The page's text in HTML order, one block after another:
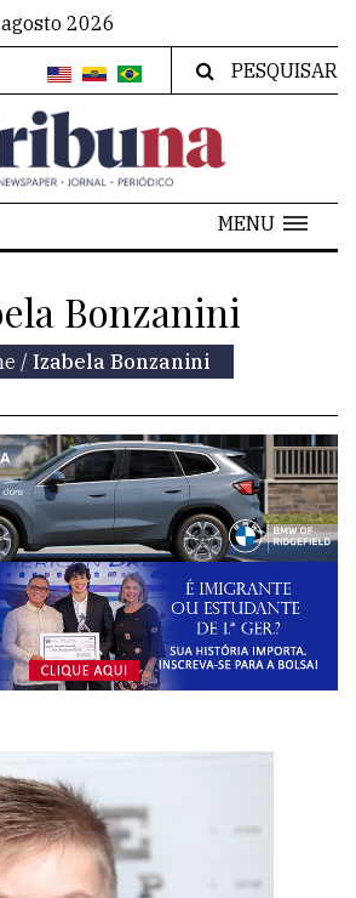
2026
PESQUISAR
MENU
Bonzanini
/ Izabela Bonzanini